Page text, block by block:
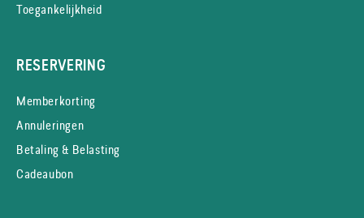
Toegankelijkheid
RESERVERING
Memberkorting
Annuleringen
Betaling & Belasting
Cadeaubon